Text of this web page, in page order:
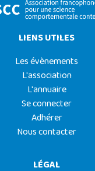
LIENS UTILES
Les évènements
L'association
L'annuaire
Se connecter
Adhérer
Nous contacter
LÉGAL